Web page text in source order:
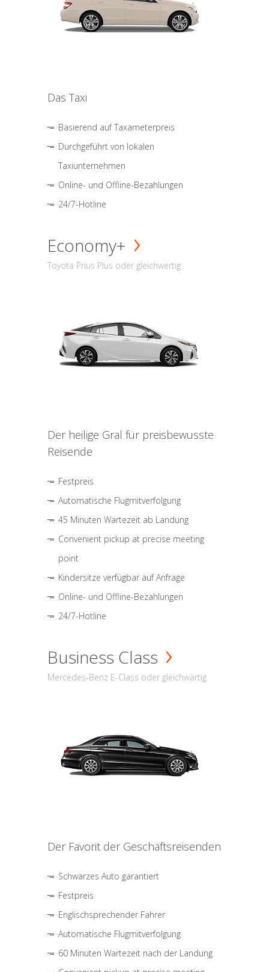
Das Taxi
Basierend auf Taxameterpreis
Durchgeführt von lokalen
Taxiunternehmen
Online- und Offline-Bezahlungen
24/7-Hotline
Economy+
Toyota Prius Plus oder gleichwertig
Der heilige Gral für preisbewusste
Reisende
Festpreis
Automatische Flugmitverfolgung
45 Minuten Wartezeit ab Landung
Convenient pickup at precise meeting
point
Kindersitze verfügbar auf Anfrage
Online- und Offline-Bezahlungen
24/7-Hotline
Business Class
Mercedes-Benz E-Class oder gleichwärtig
Der Favorit der Geschäftsreisenden
Schwarzes Auto garantiert
Festpreis
Englischsprechender Fahrer
Automatische Flugmitverfolgung
60 Minuten Wartezeit nach der Landung